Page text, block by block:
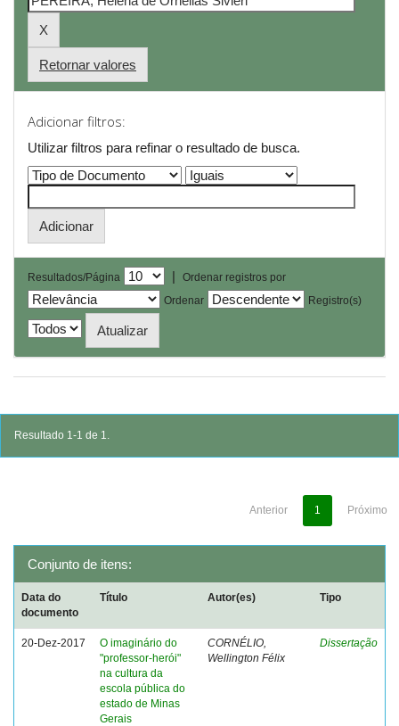
Retornar valores
Adicionar filtros:
Utilizar filtros para refinar o resultado de busca.
Resultados/Página |
Ordenar registros por
Ordenar
Registro(s)
Resultado 1-1 de 1.
Anterior 1 Próximo
Conjunto de itens:
Data do
documento
Título Autor(es) Tipo
20-Dez-2017
O imaginário do
"professor-herói"
na cultura da
escola pública do
estado de Minas
Gerais
CORNÉLIO,
Wellington Félix
Dissertação